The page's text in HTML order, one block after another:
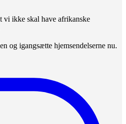
vi ikke skal have afrikanske
og igangsætte hjemsendelserne nu.